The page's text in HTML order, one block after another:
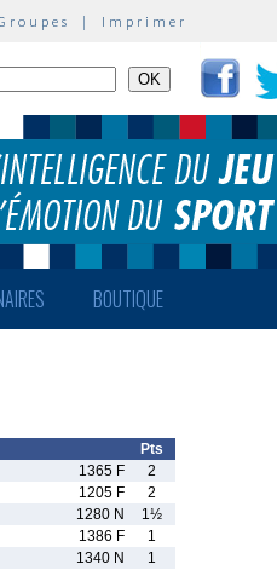
| Imprimer
BOUTIQUE
Pts
1365 F
2
1205 F
2
1280 N
1½
1386 F
1
1340 N
1